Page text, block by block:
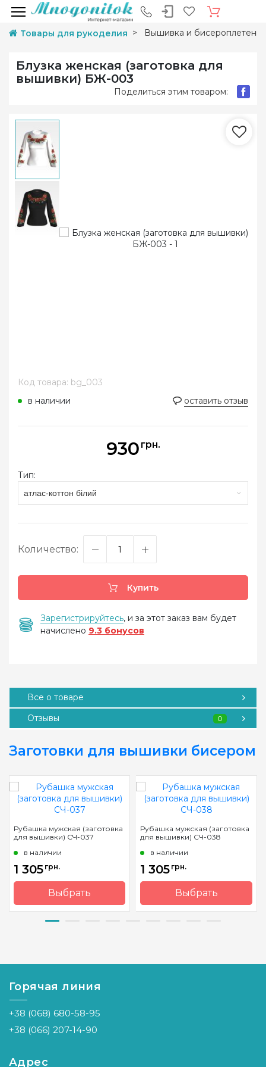
Товары для рукоделия Вышивка и
Блузка женская (заготовка для
вышивки) БЖ-003
Поделиться этим товаром:
Код товара: bg_003
в наличии
оставить отзыв
930 грн.
Тип:
атлас-коттон білий
Количество:
Купить
Зарегистрируйтесь, и за этот заказ вам будет
начислено 9.3 бонусов
Все о товаре
Отзывы
0
Заготовки для вышивки бисером
Рубашка мужская (заготовка
для вышивки) СЧ-037
в наличии
1 305 грн.
Выбрать
Бренд
Барвиста
Рубашка мужская (заготовка
для вышивки) СЧ-038
в наличии
1 305 грн.
Выбрать
Бренд
Барвиста
Горячая линия
+38 (068) 680-58-95
+38 (066) 207-14-90
Адрес